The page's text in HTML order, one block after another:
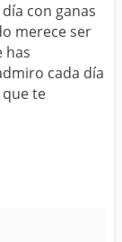
HIJA
HIJO
con ganas
merece ser
has
cada día
te